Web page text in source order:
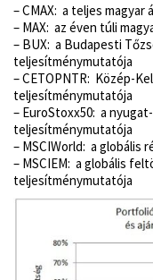
– CMAX: a teljes
– MAX: az éven túli
– BUX: a Budapesti
teljesítménymutatója
– CETOPNTR: Közép-
teljesítménymutatója
– EuroStoxx50: a
teljesítménymutatója
– MSCIWorld: a globális
– MSCIEM: a globális
teljesítménymutatója